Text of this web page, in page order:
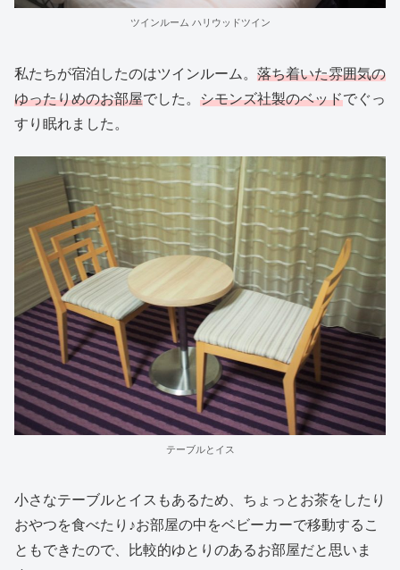
ツインルーム ハリウッドツイン
私たちが宿泊したのはツインルーム。 落ち着いた雰囲気の
ゆったりめのお部屋でした。 シモンズ社製のベッドでぐっ
すり眠れました。
テーブルとイス
小さなテーブルとイスもあるため、ちょっとお茶をしたり
おやつを食べたり♪お部屋の中をベビーカーで移動するこ
ともできたので、比較的ゆとりのあるお部屋だと思いま